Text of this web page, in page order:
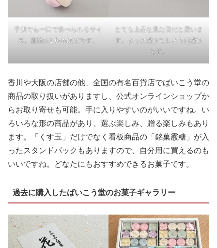
子供でも一口で食べられるサイ
ズ。直径は1.6cmほどです。
とても上品な見た目だと思いま
す。さっと溶けてしまう口溶け
です。
香川や大阪の店舗の他、全国の有名百貨店でばいこう堂の
商品の取り扱いがありますし、公式オンラインショップか
らお取り寄せも可能。手に入りやすいのがいいですね。い
ろいろな形の商品があり、選ぶ楽しみ、贈る楽しみもあり
ます。「くす玉」だけでなく看板商品の「銘菓霰糖」が入
ったスタンドパックもありますので、自分用に買えるのも
いいですね。どなたにもおすすめできるお菓子です。
過去に購入したばいこう堂のお菓子ギャラリー